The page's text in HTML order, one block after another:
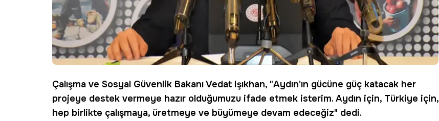
Çalışma ve Sosyal Güvenlik Bakanı Vedat Işıkhan, "Aydın'ın gücüne güç katacak her
projeye destek vermeye hazır olduğumuzu ifade etmek isterim. Aydın için, Türkiye için,
hep birlikte çalışmaya, üretmeye ve büyümeye devam edeceğiz" dedi.